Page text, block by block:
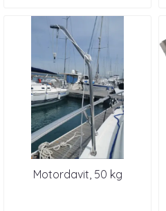
Motordavit, 50 kg